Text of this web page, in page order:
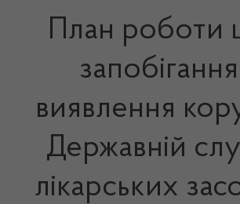
План роботи
виявлення
Державній
лікарських